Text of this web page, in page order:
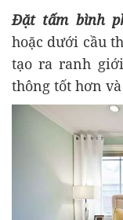
Đặt tấm bình
hoặc dưới cầu
tạo ra ranh
thông tốt hơn